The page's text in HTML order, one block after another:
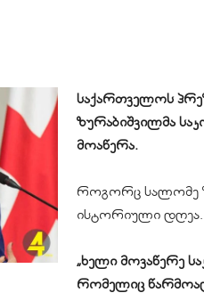
საქართველოს
ზურაბიშვილმა
მოაწერა.
როგორც სალომე
ისტორიული დღეა.
„ხელი მოვაწერე
რომელიც